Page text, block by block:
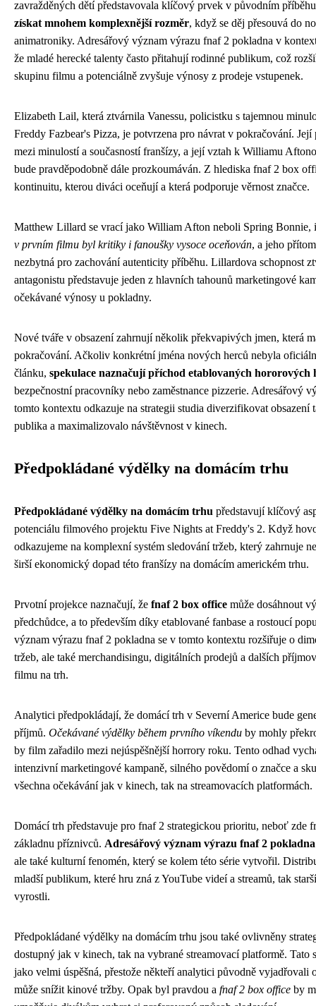
zavražděných dětí představovala klíčový prvek v původním
získat mnohem komplexnější rozměr, když se děj přesouvá do
animatroniky. Adresářový význam výrazu fnaf 2 pokladna v
že mladé herecké talenty často přitahují rodinné publikum, což
skupinu filmu a potenciálně zvyšuje výnosy z prodeje vstupenek.
Elizabeth Lail, která ztvárnila Vanessu, policistku s tajemnou
Freddy Fazbear's Pizza, je potvrzena pro návrat v pokračování.
mezi minulostí a současností franšízy, a její vztah k Williamu
bude pravděpodobně dále prozkoumáván. Z hlediska fnaf 2 box
kontinuitu, kterou diváci oceňují a která podporuje věrnost značce.
Matthew Lillard se vrací jako William Afton neboli Spring Bonnie,
v prvním filmu byl kritiky i fanoušky vysoce oceňován, a jeho
nezbytná pro zachování autenticity příběhu. Lillardova schopnost
antagonistu představuje jeden z hlavních tahounů marketingové
očekávané výnosy u pokladny.
Nové tváře v obsazení zahrnují několik překvapivých jmen, která
pokračování. Ačkoliv konkrétní jména nových herců nebyla
článku, spekulace naznačují příchod etablovaných hororových
bezpečnostní pracovníky nebo zaměstnance pizzerie. Adresářový
tomto kontextu odkazuje na strategii studia diverzifikovat obsazení
publika a maximalizovalo návštěvnost v kinech.
Předpokládané výdělky na domácím trhu
Předpokládané výdělky na domácím trhu představují klíčový
potenciálu filmového projektu Five Nights at Freddy's 2. Když
odkazujeme na komplexní systém sledování tržeb, který zahrnuje
širší ekonomický dopad této franšízy na domácím americkém trhu.
Prvotní projekce naznačují, že fnaf 2 box office může dosáhnout
předchůdce, a to především díky etablované fanbase a rostoucí
význam výrazu fnaf 2 pokladna se v tomto kontextu rozšiřuje o
tržeb, ale také merchandisingu, digitálních prodejů a dalších
filmu na trh.
Analytici předpokládají, že domácí trh v Severní Americe bude
příjmů. Očekávané výdělky během prvního víkendu by mohly
by film zařadilo mezi nejúspěšnější horrory roku. Tento odhad
intenzivní marketingové kampaně, silného povědomí o značce a
všechna očekávání jak v kinech, tak na streamovacích platformách.
Domácí trh představuje pro fnaf 2 strategickou prioritu, neboť zde
základnu příznivců. Adresářový význam výrazu fnaf 2 pokladna
ale také kulturní fenomén, který se kolem této série vytvořil.
mladší publikum, které hru zná z YouTube videí a streamů, tak
vyrostli.
Předpokládané výdělky na domácím trhu jsou také ovlivněny
dostupný jak v kinech, tak na vybrané streamovací platformě. Tato
jako velmi úspěšná, přestože někteří analytici původně vyjadřovali
může snížit kinové tržby. Opak byl pravdou a fnaf 2 box office by